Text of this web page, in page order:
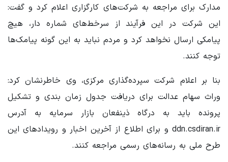
مدارک برای مراجعه به شرکت‌های کارگزاری اعلام کرد و گفت:
این شرکت در این فرآیند از سرخط‌های شماره دار، هیچ
پیامکی ارسال نخواهد کرد و مردم نباید به این گونه پیامک‌ها
توجه کنند.
بنا بر اعلام شرکت سپرده‌گذاری مرکزی، وی خاطرنشان کرد:
وراث سهام عدالت برای دریافت جدول زمان بندی و تشکیل
پرونده باید به درگاه ذینفعان بازار سرمایه به آدرس
ddn.csdiran.ir و برای اطلاع از آخرین اخبار و رویدادهای این
طرح ملی به رسانه‌های رسمی مراجعه کنند.